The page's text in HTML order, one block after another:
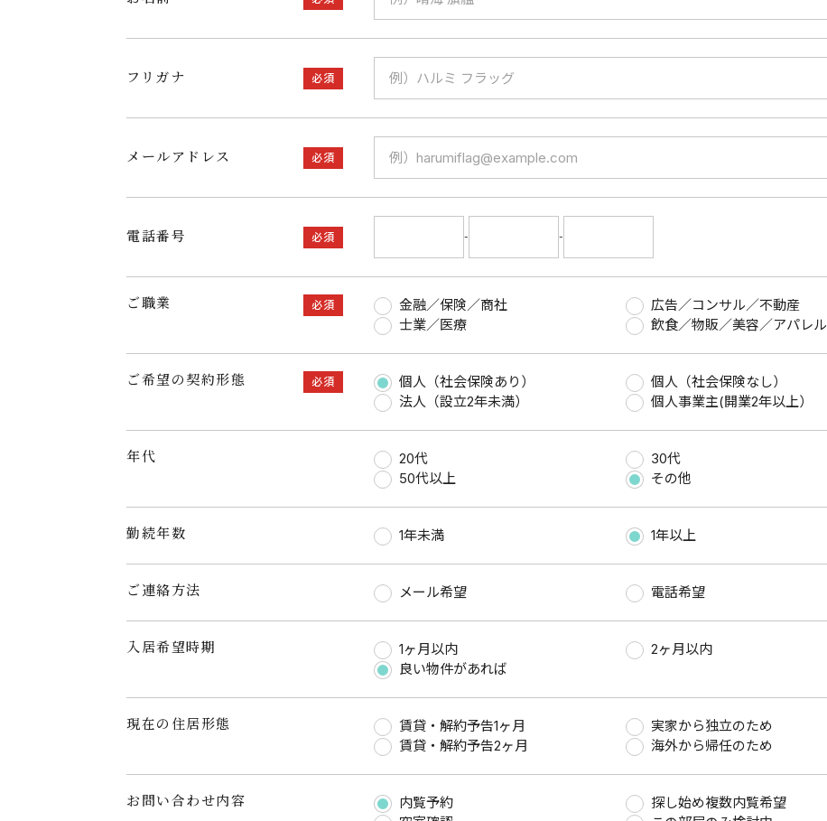
フリガナ 必須
メールアドレス 必須
電話番号 必須 - -
ご職業 必須 金融／保険／商社 広告／コンサル／不動産
士業／医療
飲食／物販／美容／アパレル
ご希望の契約形態 必須 個人（社会保険あり） 個人（社会保険なし）
法人（設立2年未満）
個人事業主(開業2年以上）
年代 20代 30代
50代以上
その他
勤続年数 1年未満 1年以上
ご連絡方法 メール希望 電話希望
入居希望時期 1ヶ月以内 2ヶ月以内
良い物件があれば
現在の住居形態 賃貸・解約予告1ヶ月 実家から独立のため
賃貸・解約予告2ヶ月
海外から帰任のため
お問い合わせ内容 内覧予約 探し始め複数内覧希望